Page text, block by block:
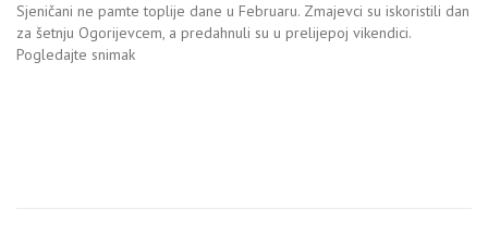
Sjeničani ne pamte toplije dane u Februaru. Zmajevci su iskoristili dan
za šetnju Ogorijevcem, a predahnuli su u prelijepoj vikendici.
Pogledajte snimak